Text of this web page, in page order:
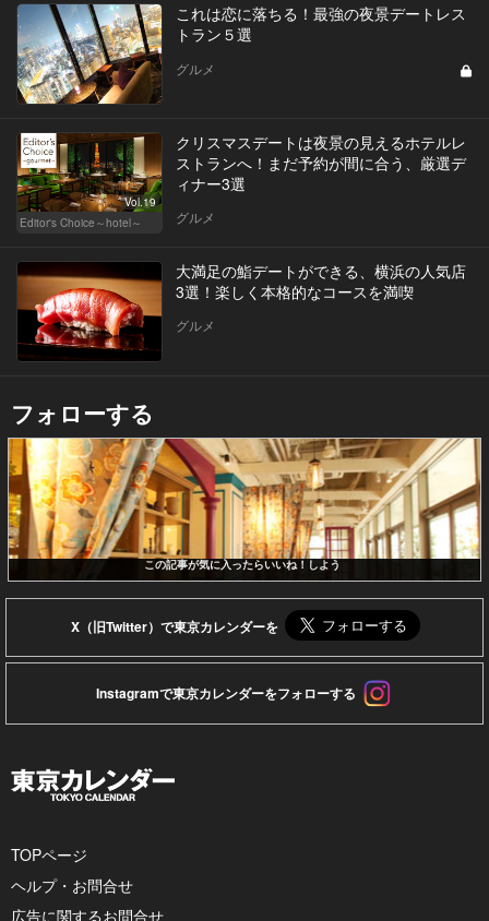
これは恋に落ちる！最強の夜景デートレス
トラン５選
グルメ
Vol.19
Editor's Choice～hotel～
クリスマスデートは夜景の見えるホテルレ
ストランへ！まだ予約が間に合う、厳選デ
ィナー3選
グルメ
大満足の鮨デートができる、横浜の人気店
3選！楽しく本格的なコースを満喫
グルメ
フォローする
この記事が気に入ったらいいね！しよう
X（旧Twitter）で東京カレンダーを
Instagramで東京カレンダーをフォローする
TOPページ
ヘルプ・お問合せ
広告に関するお問合せ